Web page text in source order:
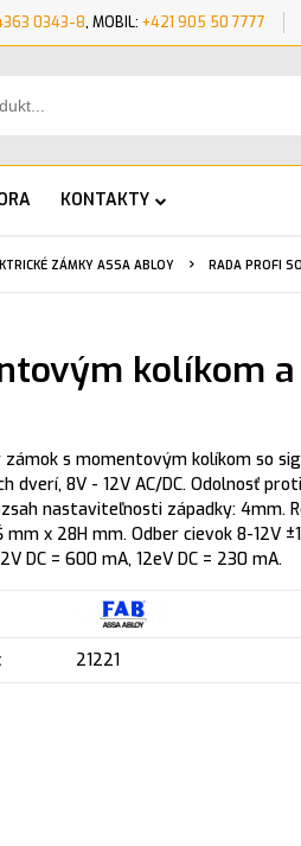
0343-8, MOBIL: +421 905 50 7777
KONTAKTY
ZÁMKY ASSA ABLOY RADA PROFI
kolíkom
s momentovým kolíkom so
dverí, 8V - 12V AC/DC. Odolnosť
nastaviteľnosti západky: 4mm.
x 28H mm. Odber cievok 8-12V
DC = 600 mA, 12eV DC = 230 mA.
21221